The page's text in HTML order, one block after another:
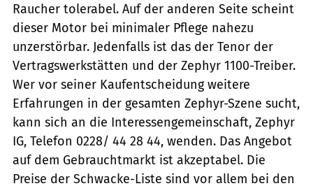
Raucher tolerabel. Auf der anderen Seite scheint
dieser Motor bei minimaler Pflege nahezu
unzerstörbar. Jedenfalls ist das der Tenor der
Vertragswerkstätten und der Zephyr 1100-Treiber.
Wer vor seiner Kaufentscheidung weitere
Erfahrungen in der gesamten Zephyr-Szene sucht,
kann sich an die Interessengemeinschaft, Zephyr
IG, Telefon 0228/ 44 28 44, wenden. Das Angebot
auf dem Gebrauchtmarkt ist akzeptabel. Die
Preise der Schwacke-Liste sind vor allem bei den